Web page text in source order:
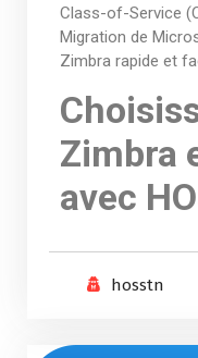
Class-of-Service
Migration de
Zimbra rapide et
Zimbra
avec
hosstn